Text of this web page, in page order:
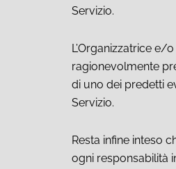
Servizio.
L’Organizzatrice e/
ragionevolmente
di uno dei predetti
Servizio.
Resta infine inteso
ogni responsabilità